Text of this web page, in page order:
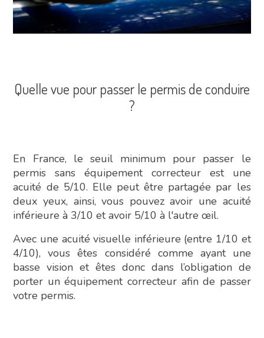
Quelle vue pour passer le permis de conduire
?
En France, le seuil minimum pour passer le
permis sans équipement correcteur est une
acuité de 5/10. Elle peut être partagée par les
deux yeux, ainsi, vous pouvez avoir une acuité
inférieure à 3/10 et avoir 5/10 à l'autre œil.
Avec une acuité visuelle inférieure (entre 1/10 et
4/10), vous êtes considéré comme ayant une
basse vision et êtes donc dans l’obligation de
porter un équipement correcteur afin de passer
votre permis.